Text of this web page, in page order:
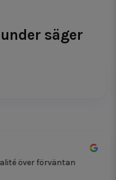
säger
över förväntan